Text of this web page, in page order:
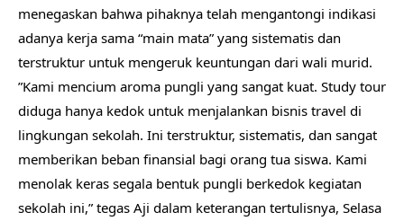
menegaskan bahwa pihaknya telah mengantongi indikasi
adanya kerja sama “main mata” yang sistematis dan
terstruktur untuk mengeruk keuntungan dari wali murid.
​”Kami mencium aroma pungli yang sangat kuat. Study tour
diduga hanya kedok untuk menjalankan bisnis travel di
lingkungan sekolah. Ini terstruktur, sistematis, dan sangat
memberikan beban finansial bagi orang tua siswa. Kami
menolak keras segala bentuk pungli berkedok kegiatan
sekolah ini,” tegas Aji dalam keterangan tertulisnya, Selasa